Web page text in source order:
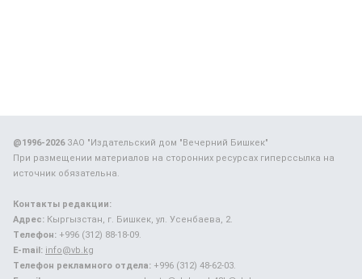
@1996-2026ЗАО "Издательский дом "Вечерний Бишкек"
При размещении материалов на сторонних ресурсах гиперссылка на
источник обязательна.
Контакты редакции:
Адрес: Кыргызстан, г. Бишкек, ул. Усенбаева, 2.
Телефон: +996 (312) 88-18-09.
E-mail: info@vb.kg
Телефон рекламного отдела: +996 (312) 48-62-03.